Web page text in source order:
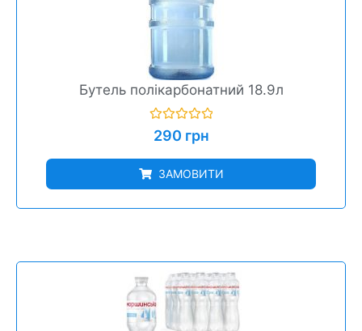
Бутель полікарбонатний 18.9л
Оцінено
в
5
290 грн
ЗАМОВИТИ